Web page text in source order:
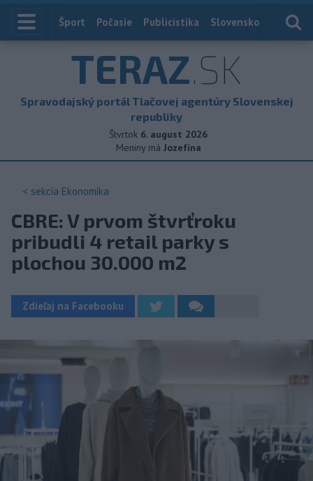
Index
Šport Počasie Publicistika Slovensko
TERAZ.SK
Spravodajský portál Tlačovej agentúry Slovenskej
republiky
Štvrtok 6. august 2026
Meniny má Jozefína
< sekcia Ekonomika
CBRE: V prvom štvrťroku
pribudli 4 retail parky s
plochou 30.000 m2
Zdieľaj na Facebooku